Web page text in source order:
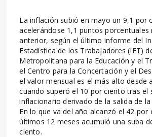
La inflación subió en mayo un 9,1 por
acelerándose 1,1 puntos porcentuales
anterior, según el último informe del
Estadística de los Trabajadores (IET)
Metropolitana para la Educación y el
el Centro para la Concertación y el
el valor mensual es el más alto desde
cuando superó el 10 por ciento tras el
inflacionario derivado de la salida de la
En lo que va del año alcanzó el 42 por
últimos 12 meses acumuló una suba
ciento.